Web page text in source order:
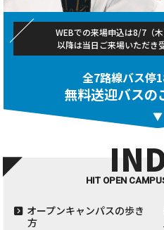
WEBでの来場申込は8/7（
以降は当日ご来場いただき
全7路線バス停
無料送迎バスの
HIT OPEN
オープンキャンパスの歩き
方